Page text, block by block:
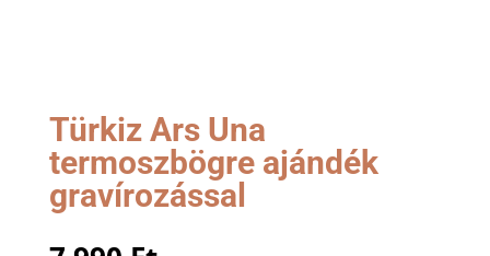
Türkiz Ars Una
termoszbögre ajándék
gravírozással